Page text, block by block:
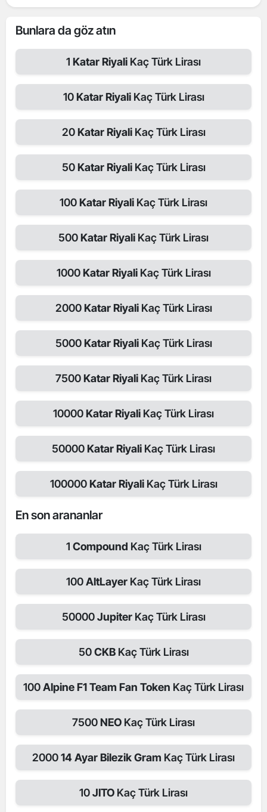
Bunlara da göz atın
1 Katar Riyali Kaç Türk Lirası
10Katar RiyaliKaç Türk Lirası
20Katar RiyaliKaç Türk Lirası
50Katar RiyaliKaç Türk Lirası
100Katar Riyali Kaç Türk Lirası
500Katar Riyali Kaç Türk Lirası
1000Katar RiyaliKaç Türk Lirası
2000Katar RiyaliKaç Türk Lirası
5000Katar RiyaliKaç Türk Lirası
7500Katar Riyali Kaç Türk Lirası
10000Katar Riyali Kaç Türk Lirası
50000Katar Riyali Kaç Türk Lirası
100000Katar RiyaliKaç Türk Lirası
En son arananlar
1 Compound Kaç Türk Lirası
100AltLayer Kaç Türk Lirası
50000Jupiter Kaç Türk Lirası
50CKB Kaç Türk Lirası
100Alpine F1 Team Fan Token Kaç Türk Lirası
7500NEO Kaç Türk Lirası
200014 Ayar Bilezik Gram Kaç Türk Lirası
10JITO Kaç Türk Lirası